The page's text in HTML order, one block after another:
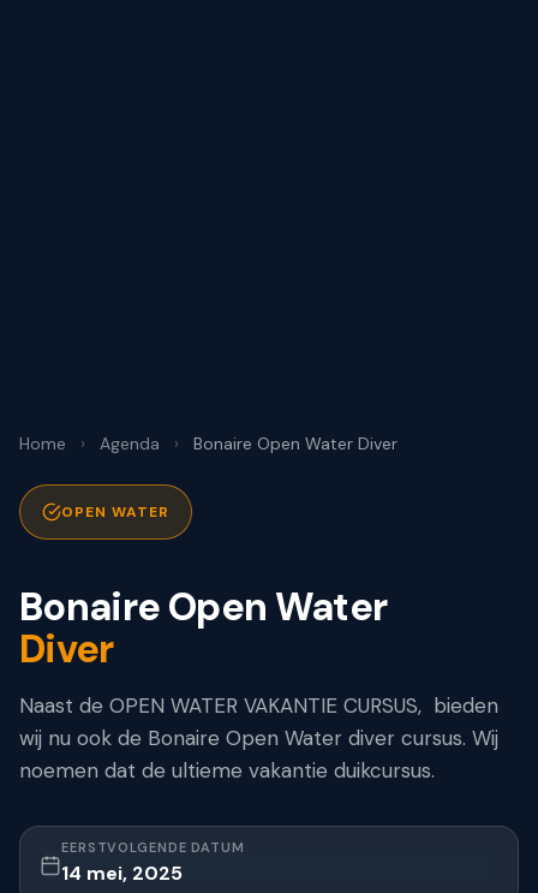
Home › Agenda › Bonaire Open Water Diver
OPEN WATER
Bonaire Open Water
Diver
Naast de OPEN WATER VAKANTIE CURSUS, bieden
wij nu ook de Bonaire Open Water diver cursus. Wij
noemen dat de ultieme vakantie duikcursus.
EERSTVOLGENDE DATUM
14 mei, 2025